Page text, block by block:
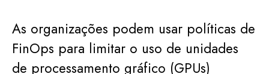
As organizações podem usar políticas de
FinOps para limitar o uso de unidades
de processamento gráfico (GPUs)